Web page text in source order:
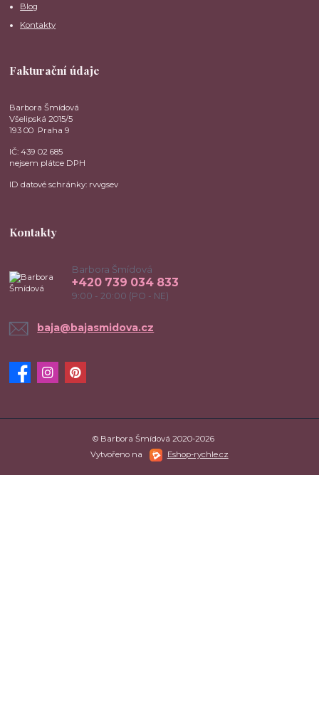
Blog
Kontakty
Fakturační údaje
Barbora Šmídová
Všelipská 2015/5
193 00 Praha 9
IČ: 439 02 685
nejsem plátce DPH
ID datové schránky: rvvgsev
Kontakty
Barbora Šmídová
+420 739 034 833
9:00 - 20:00 (PO - NE)
baja@bajasmidova.cz
© Barbora Šmídová 2020-2026
Vytvořeno na
Eshop-rychle.cz